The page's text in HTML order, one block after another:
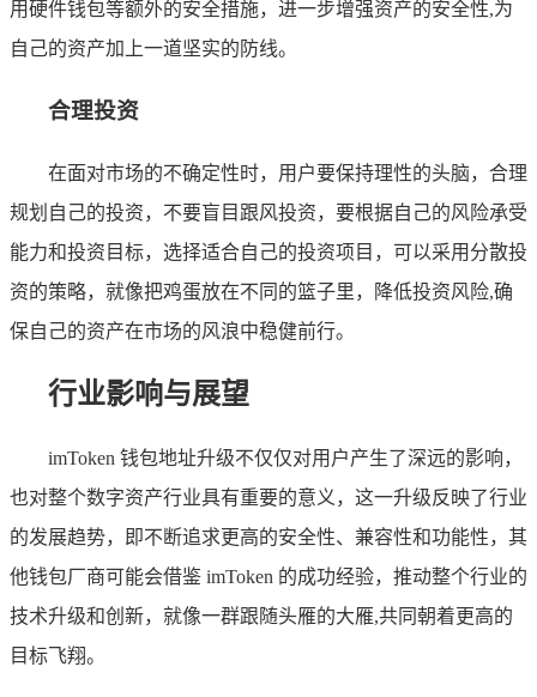
用硬件钱包等额外的安全措施，进一步增强资产的安全性,为
自己的资产加上一道坚实的防线。
合理投资
在面对市场的不确定性时，用户要保持理性的头脑，合理
规划自己的投资，不要盲目跟风投资，要根据自己的风险承受
能力和投资目标，选择适合自己的投资项目，可以采用分散投
资的策略，就像把鸡蛋放在不同的篮子里，降低投资风险,确
保自己的资产在市场的风浪中稳健前行。
行业影响与展望
imToken 钱包地址升级不仅仅对用户产生了深远的影响，
也对整个数字资产行业具有重要的意义，这一升级反映了行业
的发展趋势，即不断追求更高的安全性、兼容性和功能性，其
他钱包厂商可能会借鉴 imToken 的成功经验，推动整个行业的
技术升级和创新，就像一群跟随头雁的大雁,共同朝着更高的
目标飞翔。